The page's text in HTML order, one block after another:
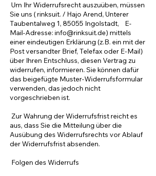
Um Ihr Widerrufsrecht auszuüben, müssen
Sie uns ( rinksuit. / Hajo Arend, Unterer
Taubentalweg 1, 85055 Ingolstadt, E-
Mail-Adresse: info@rinksuit.de) mittels
einer eindeutigen Erklärung (z.B. ein mit der
Post versandter Brief, Telefax oder E-Mail)
über Ihren Entschluss, diesen Vertrag zu
widerrufen, informieren. Sie können dafür
das beigefügte Muster-Widerrufsformular
verwenden, das jedoch nicht
vorgeschrieben ist.
Zur Wahrung der Widerrufsfrist reicht es
aus, dass Sie die Mitteilung über die
Ausübung des Widerrufsrechts vor Ablauf
der Widerrufsfrist absenden.
Folgen des Widerrufs